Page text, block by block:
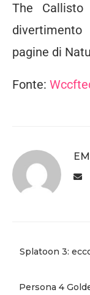
The Callisto
pagine di
Fonte:
Splatoon 3:
Persona 4